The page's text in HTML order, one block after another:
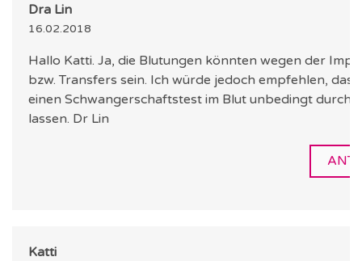
Dra Lin
16.02.2018
Hallo Katti. Ja, die Blutungen könnten wegen der
bzw. Transfers sein. Ich würde jedoch empfehlen, dass
einen Schwangerschaftstest im Blut unbedingt
lassen. Dr Lin
Katti